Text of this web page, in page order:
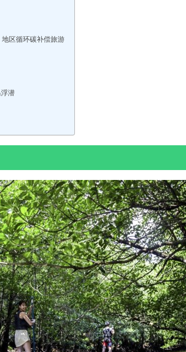
区循环碳补偿旅游
潜